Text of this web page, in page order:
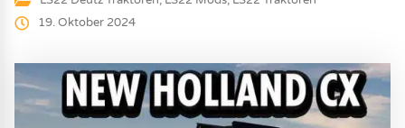
19. Oktober 2024